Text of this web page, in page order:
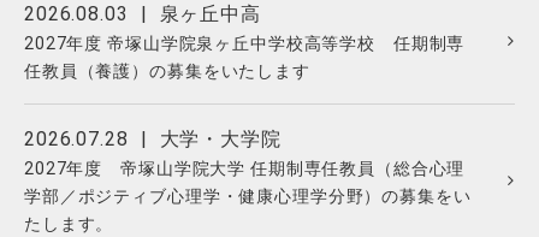
2026.08.03 泉ヶ丘中高
2027年度 帝塚山学院泉ヶ丘中学校高等学校 任期制専
任教員（養護）の募集をいたします
2026.07.28 大学・大学院
2027年度 帝塚山学院大学 任期制専任教員（総合心理
学部／ポジティブ心理学・健康心理学分野）の募集をい
たします。